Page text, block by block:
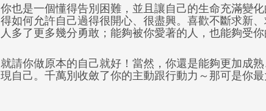
你也是一個懂得告別困難，並且讓自己的生命充滿變
得如何允許自己過得很開心、很盡興。喜歡不斷求新
人多了更多幾分勇敢；能夠被你愛著的人，也能夠受你
就請你做原本的自己就好！當然，你還是能夠更加成
現自己。千萬別收斂了你的主動跟行動力～那可是你最